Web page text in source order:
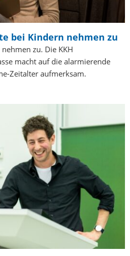
bei Kindern nehmen zu
zu. Die KKH
macht auf die alarmierende
Zeitalter aufmerksam.